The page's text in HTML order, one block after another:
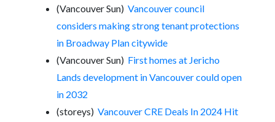
(Vancouver Sun)Vancouver council
considers making strong tenant protections
in Broadway Plan citywide
(Vancouver Sun) First homes at Jericho
Lands development in Vancouver could open
in 2032
(storeys)Vancouver CRE Deals In 2024 Hit